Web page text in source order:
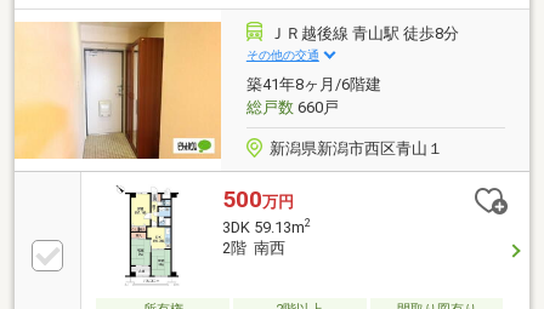
ＪＲ越後線 青山駅 徒歩8分
その他の交通
築41年8ヶ月/6階建
総戸数660戸
新潟県新潟市西区青山１
500万円
3DK 59.13m2
2階 南西